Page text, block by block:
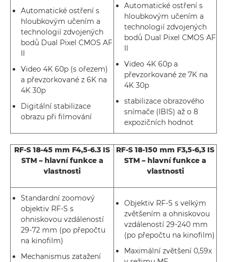
Automatické ostření s
hloubkovým učením a
technologií zdvojených
bodů Dual Pixel CMOS AF
II
Video 4K 60p (s ořezem)
a převzorkované z 6K na
4K 30p
Digitální stabilizace
obrazu při filmování
Automatické ostření s
hloubkovým učením a
technologií zdvojených
bodů Dual Pixel CMOS AF
II
Video 4K 60p a
převzorkované ze 7K na
4K 30p
stabilizace obrazového
snímače (IBIS) až o 8
expozičních hodnot
RF-S 18-45 mm F4,5-6.3 IS
STM – hlavní funkce a
vlastnosti
RF-S 18-150 mm F3,5-6,3 IS
STM – hlavní funkce a
vlastnosti
Standardní zoomový
objektiv RF-S s
ohniskovou vzdáleností
29-72 mm (po přepočtu
na kinofilm)
Mechanismus zatažení
Objektiv RF-S s velkým
zvětšením a ohniskovou
vzdáleností 29-240 mm
(po přepočtu na kinofilm)
Maximální zvětšení 0,59x